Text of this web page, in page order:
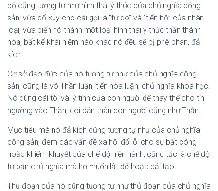
bộ cũng tương tự như hình thái ý thức của chủ nghĩa cộng
sản: vừa cổ xúy cho cái gọi là “tự do” và “tiến bộ” của nhân
loại, vừa biến nó thành một loại hình thái ý thức thần thánh
hóa, bất kể khái niệm nào khác nó đều sẽ bị phê phán, đả
kích.
Cơ sở đạo đức của nó tương tự như của chủ nghĩa cộng
sản, cũng là vô Thần luận, tiến hóa luận, chủ nghĩa khoa học.
Nó dùng cái tôi và lý tính của con người để thay thế cho tín
ngưỡng vào Thần, coi bản thân con người cũng như Thần.
Mục tiêu mà nó đả kích cũng tương tự như của chủ nghĩa
cộng sản, đem các vấn đề xã hội đổ lỗi cho sự bất công
hoặc khiếm khuyết của chế độ hiện hành, cũng tức là chế độ
tư bản chủ nghĩa mà họ muốn lật đổ hoặc cải tạo.
Thủ đoạn của nó cũng tương tự như thủ đoạn của chủ nghĩa